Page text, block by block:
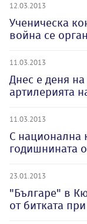
12.03.2013
Ученическа
война се
11.03.2013
Днес е деня
артилерията
11.03.2013
С национална
годишнината
23.01.2013
"Българе" в
от битката